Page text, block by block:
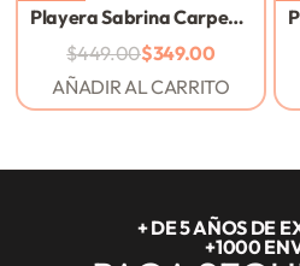
Playera Sabrina Carpenter – Black – Collage
$449.00$349.00
AÑADIR AL CARRITO
+ DE 5 AÑOS DE
+1000